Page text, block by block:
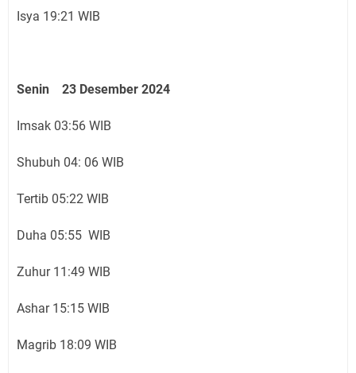
Isya 19:21 WIB
Senin 23 Desember 2024
Imsak 03:56 WIB
Shubuh 04: 06 WIB
Tertib 05:22 WIB
Duha 05:55 WIB
Zuhur 11:49 WIB
Ashar 15:15 WIB
Magrib 18:09 WIB